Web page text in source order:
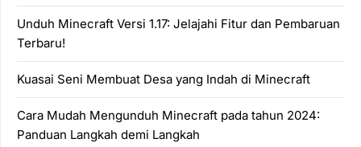
Unduh Minecraft Versi 1.17: Jelajahi Fitur dan Pembaruan
Terbaru!
Kuasai Seni Membuat Desa yang Indah di Minecraft
Cara Mudah Mengunduh Minecraft pada tahun 2024:
Panduan Langkah demi Langkah